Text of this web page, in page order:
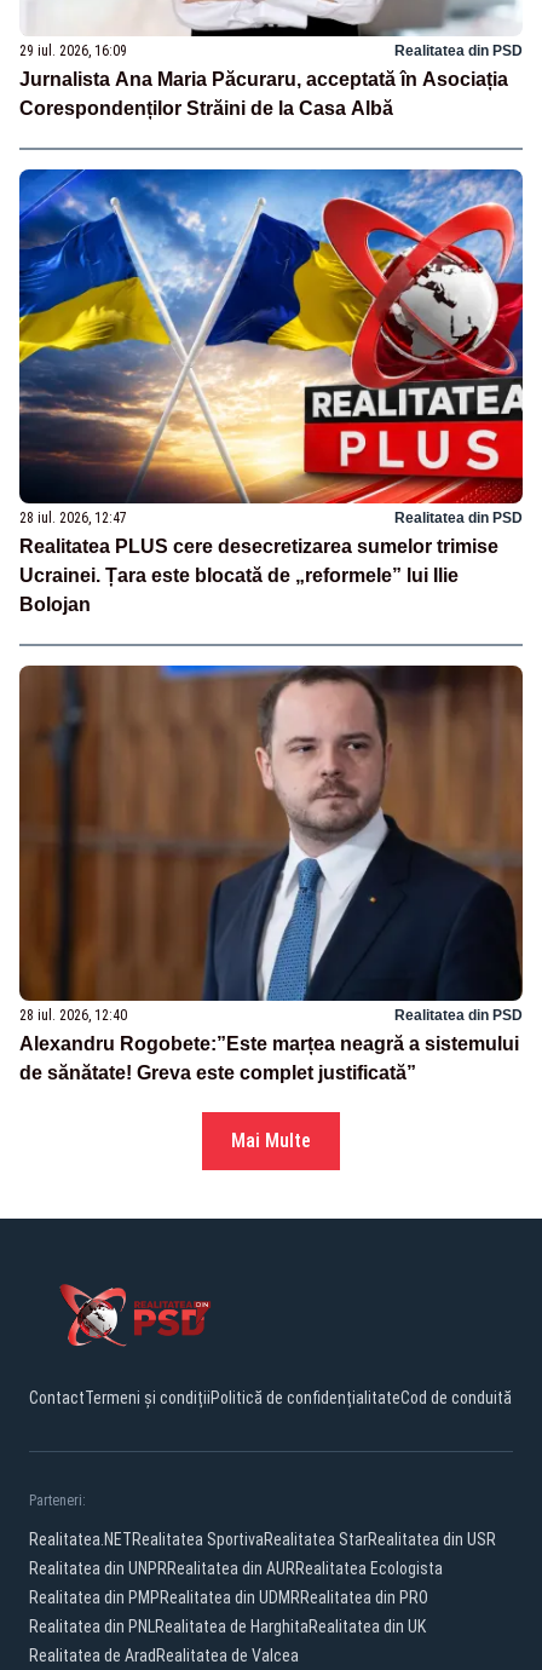
29 iul. 2026, 16:09 Realitatea din PSD
Jurnalista Ana Maria Păcuraru, acceptată în Asociația
Corespondenților Străini de la Casa Albă
28 iul. 2026, 12:47 Realitatea din PSD
Realitatea PLUS cere desecretizarea sumelor trimise
Ucrainei. Țara este blocată de „reformele” lui Ilie
Bolojan
28 iul. 2026, 12:40 Realitatea din PSD
Alexandru Rogobete:”Este marțea neagră a sistemului
de sănătate! Greva este complet justificată”
Mai Multe
ContactTermeni și condițiiPolitică de confidențialitateCod de conduită
Parteneri:
Realitatea.NETRealitatea SportivaRealitatea StarRealitatea din USR
Realitatea din UNPRRealitatea din AURRealitatea Ecologista
Realitatea din PMPRealitatea din UDMRRealitatea din PRO
Realitatea din PNLRealitatea de HarghitaRealitatea din UK
Realitatea de Arad Realitatea de Valcea